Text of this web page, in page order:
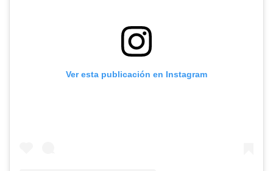
Ver esta publicación en Instagram